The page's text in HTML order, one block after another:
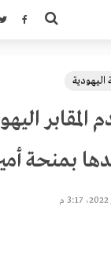
اليهودية
المقابر
بمنحة